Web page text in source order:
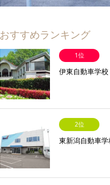
おすすめランキング
1位
伊東自動車学
2位
東新潟自動車